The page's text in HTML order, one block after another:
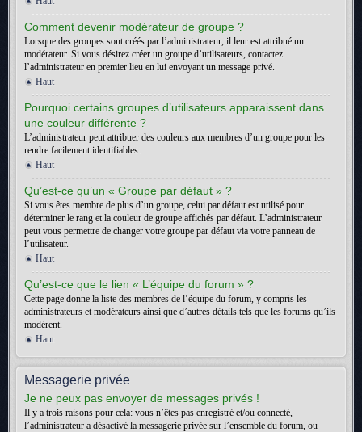
Comment devenir modérateur de groupe ?
Lorsque des groupes sont créés par l’administrateur, il leur est attribué un
modérateur. Si vous désirez créer un groupe d’utilisateurs, contactez
l’administrateur en premier lieu en lui envoyant un message privé.
Haut
Pourquoi certains groupes d’utilisateurs apparaissent dans
une couleur différente ?
L’administrateur peut attribuer des couleurs aux membres d’un groupe pour les
rendre facilement identifiables.
Haut
Qu’est-ce qu’un « Groupe par défaut » ?
Si vous êtes membre de plus d’un groupe, celui par défaut est utilisé pour
déterminer le rang et la couleur de groupe affichés par défaut. L’administrateur
peut vous permettre de changer votre groupe par défaut via votre panneau de
l’utilisateur.
Haut
Qu’est-ce que le lien « L’équipe du forum » ?
Cette page donne la liste des membres de l’équipe du forum, y compris les
administrateurs et modérateurs ainsi que d’autres détails tels que les forums qu’ils
modèrent.
Haut
Messagerie privée
Je ne peux pas envoyer de messages privés !
Il y a trois raisons pour cela: vous n’êtes pas enregistré et/ou connecté,
l’administrateur a désactivé la messagerie privée sur l’ensemble du forum, ou